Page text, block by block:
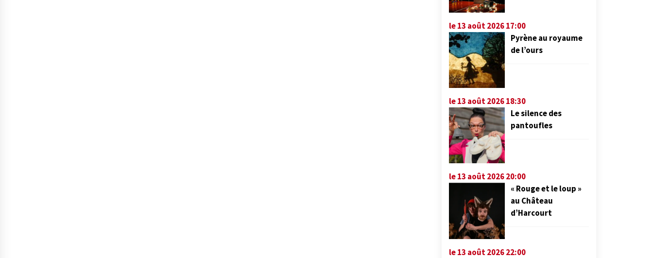
le 13 août 2026 17:00
Pyrène au royaume
de l’ours
le 13 août 2026 18:30
Le silence des
pantoufles
le 13 août 2026 20:00
« Rouge et le loup »
au Château
d’Harcourt
le 13 août 2026 22:00